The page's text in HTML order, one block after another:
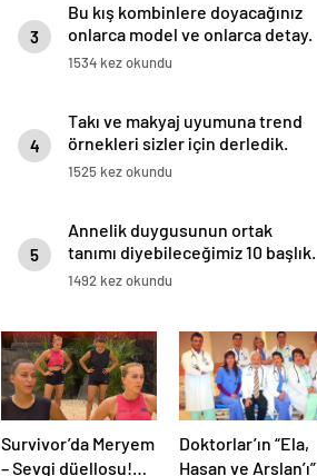
3
Bu kış kombinlere doyacağınız
onlarca model ve onlarca detay.
1534 kez okundu
4
Takı ve makyaj uyumuna trend
örnekleri sizler için derledik.
1525 kez okundu
5
Annelik duygusunun ortak
tanımı diyebileceğimiz 10 başlık.
1492 kez okundu
Survivor’da Meryem
– Sevgi düellosu!
Doktorlar’ın “Ela,
Hasan ve Arslan’ı”